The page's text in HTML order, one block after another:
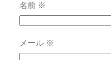
名前 ※
メール ※